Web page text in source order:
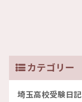
カテゴリー
埼玉高校受験日記